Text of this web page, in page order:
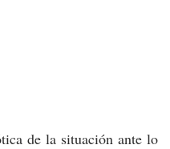
de la situación ante lo